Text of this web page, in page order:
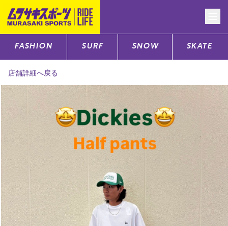
CATEGORY
サーフTOP
スノーTOP
スケートTOP
CONTENTS SUPPORT
FASHION SURF SNOW SKATE
店舗詳細へ戻る